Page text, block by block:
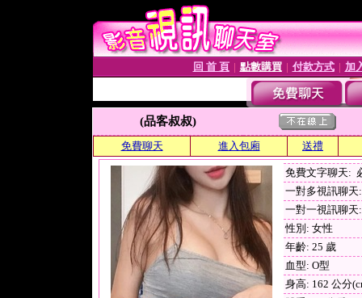
回 首 頁 點數購買│ 付款方式│ 加
(品客叔叔)
免費聊天 進入包廂 送禮
免費文字聊天:
一對多視訊聊天
一對一視訊聊天
性別: 女性
年齡: 25 歲
血型: O型
身高: 162 公分